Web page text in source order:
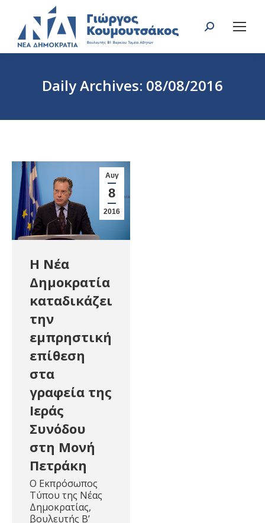
Search:
Daily Archives: 08/08/2016
Αυγ
8
2016
Η Νέα
Δημοκρατία
καταδικάζει
την
εμπρηστική
επίθεση
στα
γραφεία της
Ιεράς
Συνόδου
στη Μονή
Πετράκη
Ο Εκπρόσωπος
Τύπου της Νέας
Δημοκρατίας,
βουλευτής Β’